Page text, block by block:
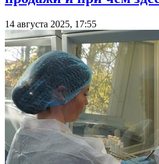
14 августа 2025, 17:55